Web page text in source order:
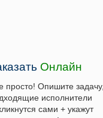
Онлайн
просто! Опишите задачу,
исполнители
сами + укажут